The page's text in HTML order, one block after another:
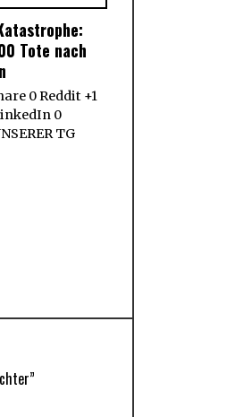
Tote nach
0 Reddit +1
0
TG